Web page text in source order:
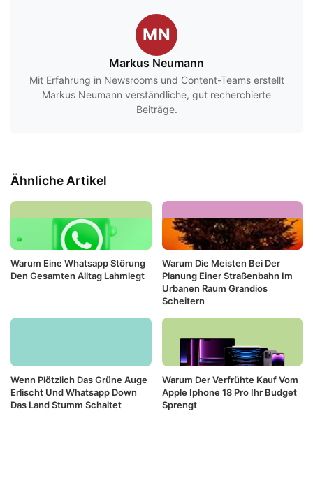
MN
Markus Neumann
Mit Erfahrung in Newsrooms und Content-Teams erstellt
Markus Neumann verständliche, gut recherchierte
Beiträge.
Ähnliche Artikel
Warum Eine Whatsapp Störung
Den Gesamten Alltag Lahmlegt
Warum Die Meisten Bei Der
Planung Einer Straßenbahn Im
Urbanen Raum Grandios
Scheitern
Wenn Plötzlich Das Grüne Auge
Erlischt Und Whatsapp Down
Das Land Stumm Schaltet
Warum Der Verfrühte Kauf Vom
Apple Iphone 18 Pro Ihr Budget
Sprengt